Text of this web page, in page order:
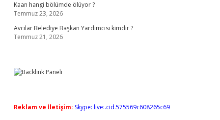
Kaan hangi bölümde ölüyor ?
Temmuz 23, 2026
Avcılar Belediye Başkan Yardımcısı kimdir ?
Temmuz 21, 2026
Reklam ve İletişim: Skype: live:.cid.575569c608265c69